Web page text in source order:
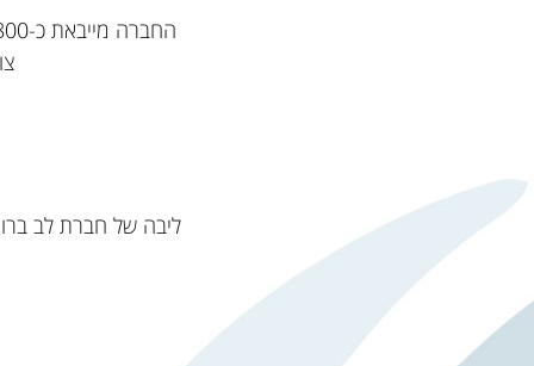
החברה מייבאת כ-800 אלף טון צמנט מקפריסין ומתורכיה, בבעלות החברה צי מיכליות מלט המופעל באמצעות
ליבה של חברת לב